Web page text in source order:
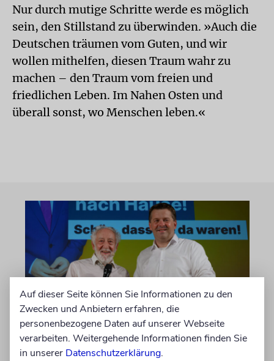
Nur durch mutige Schritte werde es möglich
sein, den Stillstand zu überwinden. »Auch die
Deutschen träumen vom Guten, und wir
wollen mithelfen, diesen Traum wahr zu
machen – den Traum vom freien und
friedlichen Leben. Im Nahen Osten und
überall sonst, wo Menschen leben.«
MAGDEBURG
Jüdische Gemeinden in
Auf dieser Seite können Sie Informationen zu den
Zwecken und Anbietern erfahren, die
personenbezogene Daten auf unserer Webseite
verarbeiten. Weitergehende Informationen finden Sie
in unserer Datenschutzerklärung.